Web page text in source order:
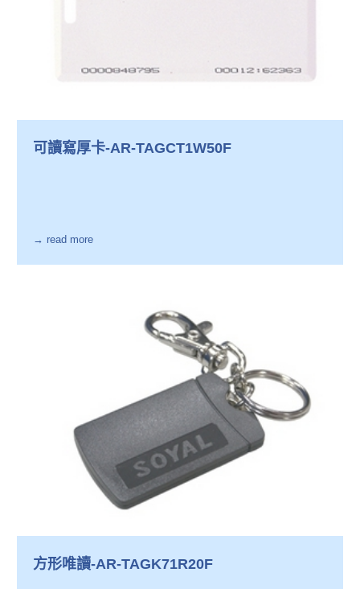
可讀寫厚卡-AR-TAGCT1W50F
→ read more
方形唯讀-AR-TAGK71R20F